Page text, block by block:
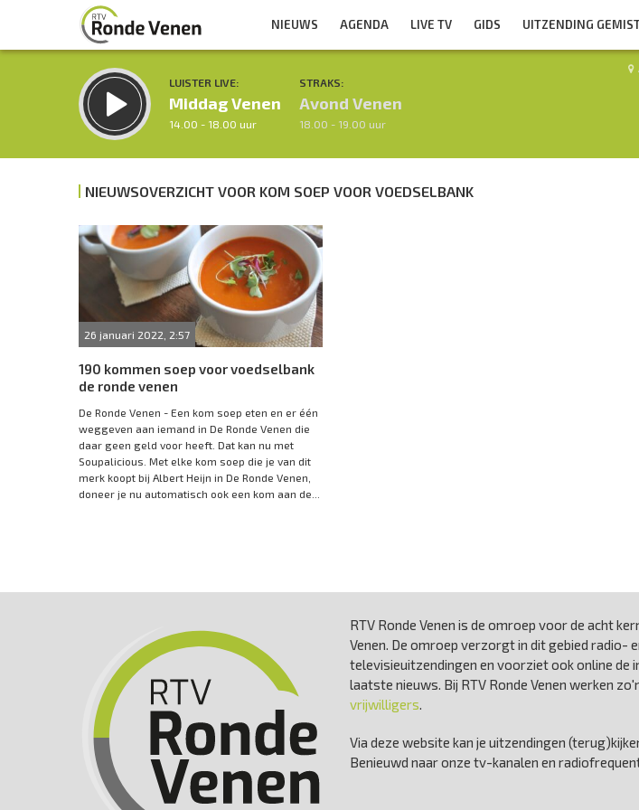
NIEUWS AGENDA LIVE TV GIDS UITZENDING
LUISTER LIVE:
Middag Venen
14.00 - 18.00 uur
STRAKS:
Avond Venen
18.00 - 19.00 uur
Inklappen
NIEUWSOVERZICHT VOOR KOM SOEP VOOR VOEDSELBANK
26 januari 2022, 2:57
190 kommen soep voor voedselbank
de ronde venen
De Ronde Venen - Een kom soep eten en er één
weggeven aan iemand in De Ronde Venen die
daar geen geld voor heeft. Dat kan nu met
Soupalicious. Met elke kom soep die je van dit
merk koopt bij Albert Heijn in De Ronde Venen,
doneer je nu automatisch ook een kom aan de...
RTV Ronde Venen is de omroep voor de acht
Venen. De omroep verzorgt in dit gebied radio-
televisieuitzendingen en voorziet ook online de
laatste nieuws. Bij RTV Ronde Venen werken
vrijwilligers.
Via deze website kan je uitzendingen
Benieuwd naar onze tv-kanalen en